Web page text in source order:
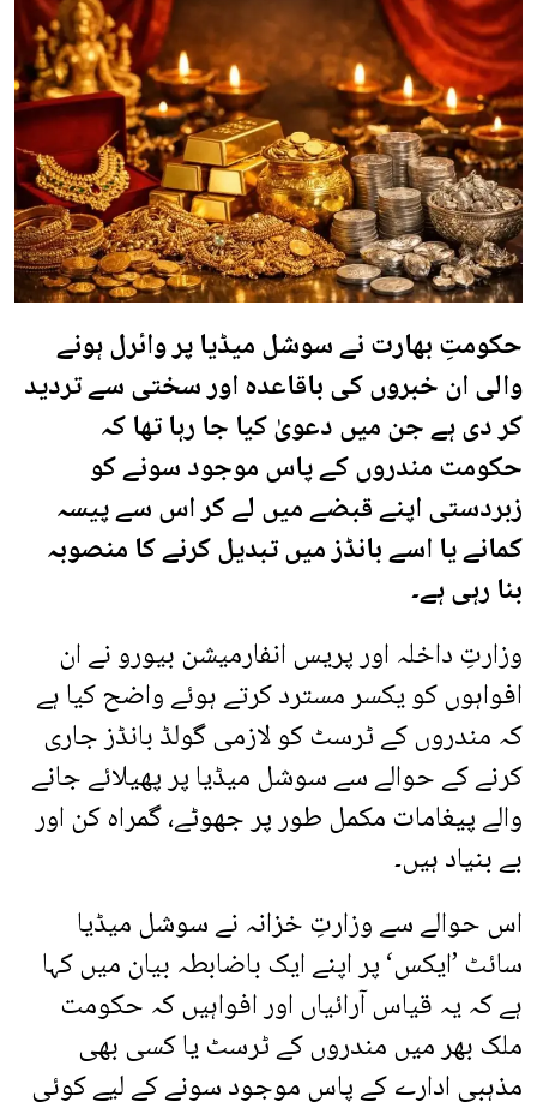
حکومتِ بھارت نے سوشل میڈیا پر وائرل ہونے
والی ان خبروں کی باقاعدہ اور سختی سے تردید
کر دی ہے جن میں دعویٰ کیا جا رہا تھا کہ
حکومت مندروں کے پاس موجود سونے کو
زبردستی اپنے قبضے میں لے کر اس سے پیسہ
کمانے یا اسے بانڈز میں تبدیل کرنے کا منصوبہ
بنا رہی ہے۔
وزارتِ داخلہ اور پریس انفارمیشن بیورو نے ان
افواہوں کو یکسر مسترد کرتے ہوئے واضح کیا ہے
کہ مندروں کے ٹرسٹ کو لازمی گولڈ بانڈز جاری
کرنے کے حوالے سے سوشل میڈیا پر پھیلائے جانے
والے پیغامات مکمل طور پر جھوٹے، گمراہ کن اور
بے بنیاد ہیں۔
اس حوالے سے وزارتِ خزانہ نے سوشل میڈیا
سائٹ ’ایکس‘ پر اپنے ایک باضابطہ بیان میں کہا
ہے کہ یہ قیاس آرائیاں اور افواہیں کہ حکومت
ملک بھر میں مندروں کے ٹرسٹ یا کسی بھی
مذہبی ادارے کے پاس موجود سونے کے لیے کوئی